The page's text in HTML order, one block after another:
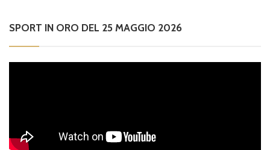
SPORT IN ORO DEL 25 MAGGIO 2026